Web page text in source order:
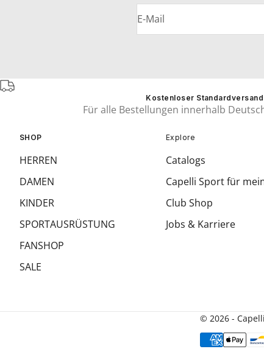
E-Mail
Kostenloser Standardversand
Für alle Bestellungen innerhalb
SHOP
HERREN
DAMEN
KINDER
SPORTAUSRÜSTUNG
FANSHOP
SALE
Explore
Catalogs
Capelli Sport für
Club Shop
Jobs & Karriere
© 2026 -